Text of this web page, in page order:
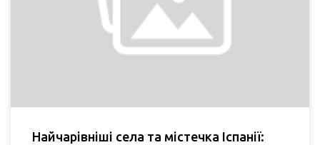
Найчарівніші села та містечка Іспанії: